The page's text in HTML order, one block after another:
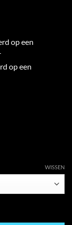
op een
op een
WISSEN